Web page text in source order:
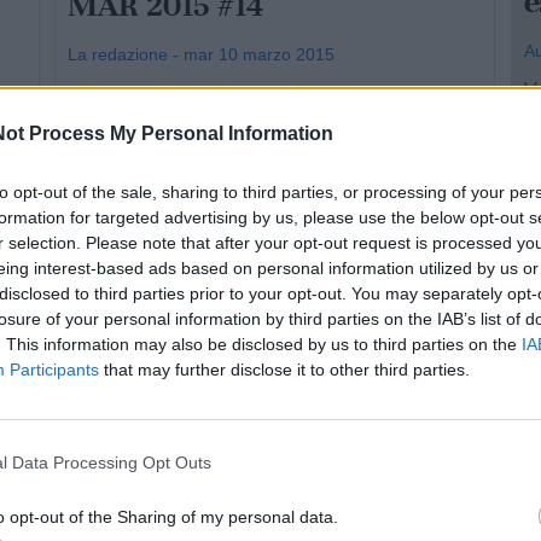
Process My Personal Information
opt-out of the sale, sharing to third parties, or processing of your
for targeted advertising by us, please use the below opt-out
selection. Please note that after your opt-out request is processed
interest-based ads based on personal information utilized by us
to third parties prior to your opt-out. You may separately
of your personal information by third parties on the IAB’s list of
This information may also be disclosed by us to third parties on the
Participants that may further disclose it to other third parties.
Data Processing Opt Outs
opt-out of the Sharing of my personal data.
La redazione - mar 10 marzo 2015
Castellaneta Nicolò Giovinazzi e quello della
una puntata che la redazione ha voluto dedicare
al calciatore dell'Acd Castellaneta Domenico
1